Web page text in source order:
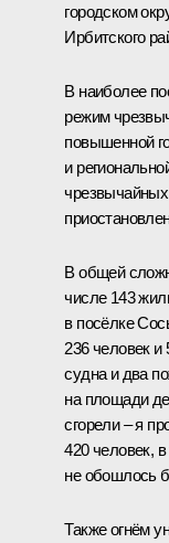
городском
Ирбитского
В наиболее
режим
повышенной
и
В общей
числе 143
в посёлке
236 человек
судна и два
на площади
сгорели ‒ я
420 человек,
не обошлось
Также огнём